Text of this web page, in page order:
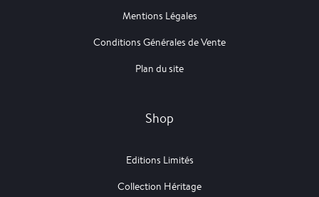
Mentions Légales
Conditions Générales de Vente
Plan du site
Shop
Editions Limités
Collection Héritage